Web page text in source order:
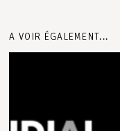
A VOIR ÉGALEMENT...